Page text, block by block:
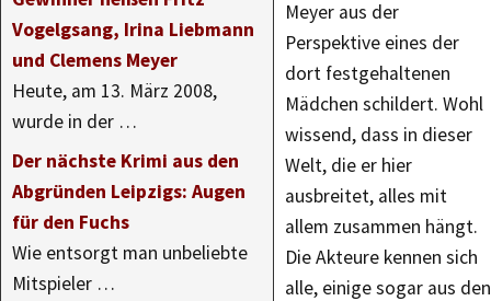
Vogelgsang, Irina Liebmann
und Clemens Meyer
Heute, am 13. März 2008,
wurde in der …
Der nächste Krimi aus den
Abgründen Leipzigs: Augen
für den Fuchs
Wie entsorgt man unbeliebte
Mitspieler …
Meyer aus der
Perspektive eines der
dort festgehaltenen
Mädchen schildert. Wohl
wissend, dass in dieser
Welt, die er hier
ausbreitet, alles mit
allem zusammen hängt.
Die Akteure kennen sich
alle, einige sogar aus den